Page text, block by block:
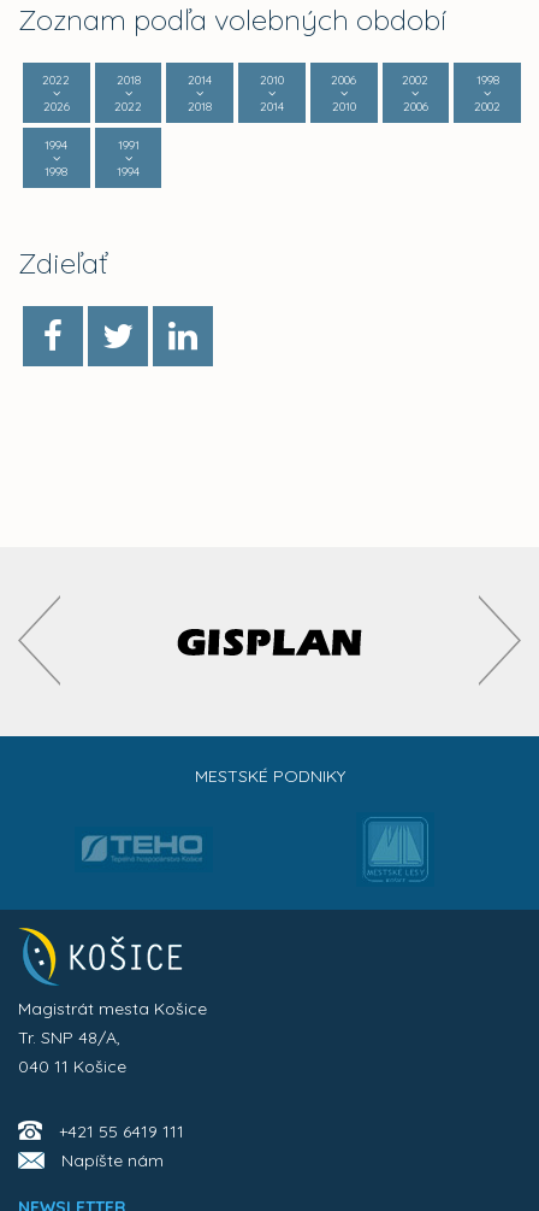
Zoznam podľa volebných období
2022
2026
2018
2022
2014
2018
2010
2014
2006
2010
2002
2006
1998
2002
1994
1998
1991
1994
Zdieľať
MESTSKÉ PODNIKY
Magistrát mesta Košice
Tr. SNP 48/A,
040 11 Košice
+421 55 6419 111
Napíšte nám